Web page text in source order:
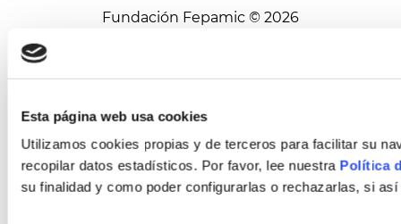
Esta página web usa cookies
Utilizamos cookies propias y de terceros para facilitar su
recopilar datos estadísticos. Por favor, lee nuestra Política
su finalidad y como poder configurarlas o rechazarlas, si
Fundación Fepamic © 2026
Aviso
Legal
cookies
contratación
Diseño web